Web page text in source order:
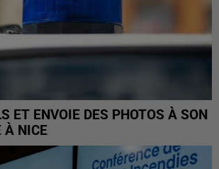
ET ENVOIE DES PHOTOS À SON
À NICE